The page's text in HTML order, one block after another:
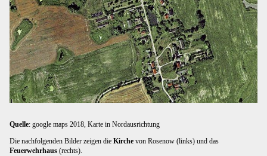
Quelle: google maps 2018, Karte in Nordausrichtung
Die nachfolgenden Bilder zeigen dieKirchevon Rosenow (links) und das
Feuerwehrhaus(rechts).